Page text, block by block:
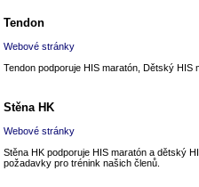
Tendon
Webové stránky
Tendon podporuje HIS maratón, Dětský HIS
Stěna HK
Webové stránky
Stěna HK podporuje HIS maratón a dětský
požadavky pro trénink našich členů.